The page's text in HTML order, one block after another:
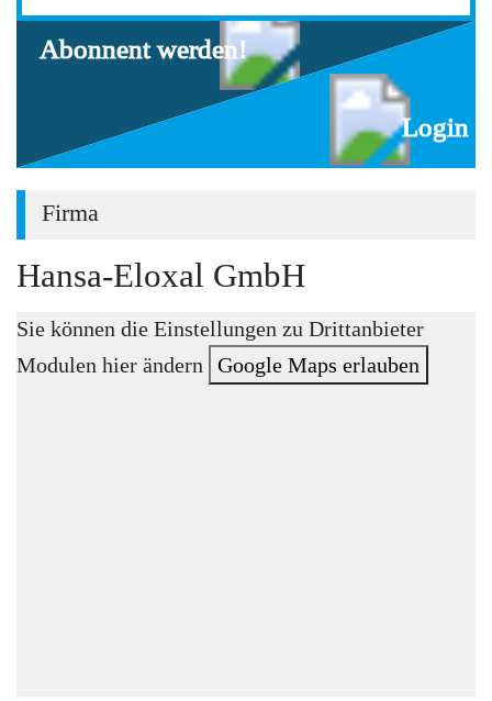
Abonnent werden!
Login
Firma
Hansa-Eloxal GmbH
Sie können die Einstellungen zu Drittanbieter
Modulen hier ändern
Google Maps erlauben